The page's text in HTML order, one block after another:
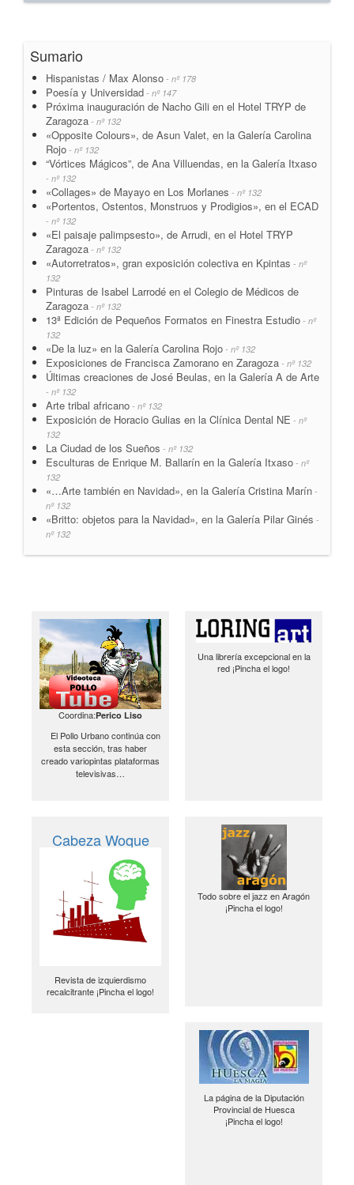
Sumario
Hispanistas / Max Alonso - nº 178
Poesía y Universidad - nº 147
Próxima inauguración de Nacho Gili en el Hotel TRYP de
Zaragoza - nº 132
«Opposite Colours», de Asun Valet, en la Galería Carolina
Rojo - nº 132
“Vórtices Mágicos”, de Ana Villuendas, en la Galería Itxaso
- nº 132
«Collages» de Mayayo en Los Morlanes - nº 132
«Portentos, Ostentos, Monstruos y Prodigios», en el ECAD
- nº 132
«El paisaje palimpsesto», de Arrudi, en el Hotel TRYP
Zaragoza - nº 132
«Autorretratos», gran exposición colectiva en Kpintas - nº
132
Pinturas de Isabel Larrodé en el Colegio de Médicos de
Zaragoza - nº 132
13ª Edición de Pequeños Formatos en Finestra Estudio - nº
132
«De la luz» en la Galería Carolina Rojo - nº 132
Exposiciones de Francisca Zamorano en Zaragoza - nº 132
Últimas creaciones de José Beulas, en la Galería A de Arte
- nº 132
Arte tribal africano - nº 132
Exposición de Horacio Gulias en la Clínica Dental NE - nº
132
La Ciudad de los Sueños - nº 132
Esculturas de Enrique M. Ballarín en la Galería Itxaso - nº
132
«…Arte también en Navidad», en la Galería Cristina Marín -
nº 132
«Britto: objetos para la Navidad», en la Galería Pilar Ginés -
nº 132
Coordina:Perico Liso
El Pollo Urbano continúa con
esta sección, tras haber
creado variopintas plataformas
televisivas…
Una librería excepcional en la
red ¡Pincha el logo!
Cabeza Woque
Revista de izquierdismo
recalcitrante ¡Pincha el logo!
Todo sobre el jazz en Aragón
¡Pincha el logo!
La página de la Diputación
Provincial de Huesca
¡Pincha el logo!